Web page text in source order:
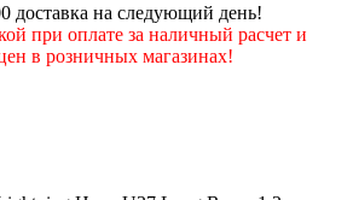
доставка на следующий день!
при оплате за наличный расчет и
в розничных магазинах!